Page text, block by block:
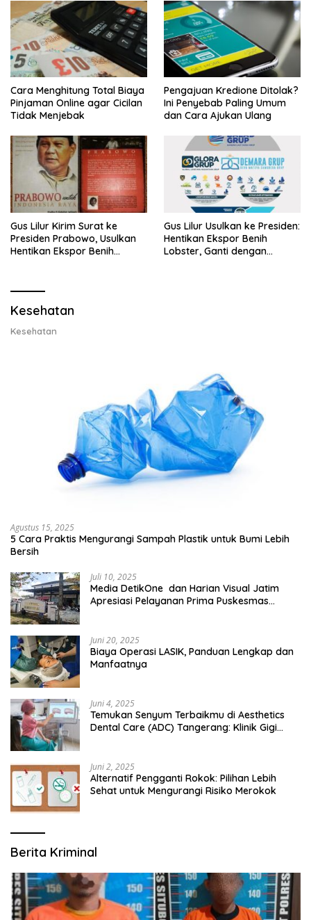
Cara Menghitung Total Biaya
Pinjaman Online agar Cicilan
Tidak Menjebak
Pengajuan Kredione Ditolak?
Ini Penyebab Paling Umum
dan Cara Ajukan Ulang
Gus Lilur Kirim Surat ke
Presiden Prabowo, Usulkan
Hentikan Ekspor Benih
Gus Lilur Usulkan ke Presiden:
Hentikan Ekspor Benih
Lobster, Ganti dengan
Kesehatan
Kesehatan
Agustus 15, 2025
5 Cara Praktis Mengurangi Sampah Plastik untuk Bumi Lebih
Bersih
Juli 10, 2025
Media DetikOne dan Harian Visual Jatim
Apresiasi Pelayanan Prima Puskesmas
Juni 20, 2025
Biaya Operasi LASIK, Panduan Lengkap dan
Manfaatnya
Juni 4, 2025
Temukan Senyum Terbaikmu di Aesthetics
Dental Care (ADC) Tangerang: Klinik Gigi
Juni 2, 2025
Alternatif Pengganti Rokok: Pilihan Lebih
Sehat untuk Mengurangi Risiko Merokok
Berita Kriminal